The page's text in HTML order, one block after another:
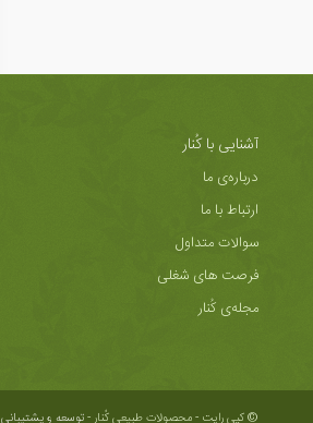
آشنایی با کُنار
درباره‌ی ما
ارتباط با ما
سوالات متداول
فرصت های شغلی
مجله‌ی کُنار
© کپی رایت - محصولات طبیعی کُنار -توسعه و پشتیبانی